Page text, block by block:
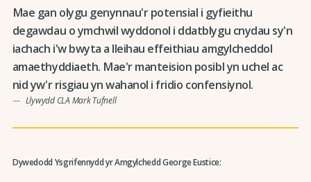
Mae gan olygu genynnau'r potensial i gyfieithu
degawdau o ymchwil wyddonol i ddatblygu cnydau sy'n
iachach i'w bwyta a lleihau effeithiau amgylcheddol
amaethyddiaeth. Mae'r manteision posibl yn uchel ac
nid yw'r risgiau yn wahanol i fridio confensiynol.
Llywydd CLA Mark Tufnell
Dywedodd Ysgrifennydd yr Amgylchedd George Eustice: